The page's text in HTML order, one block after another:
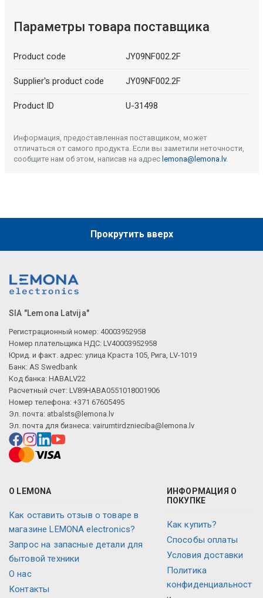
Параметры товара поставщика
Product code JY09NF002.2F
Supplier's product code JY09NF002.2F
Product ID U-31498
Информация, предоставленная поставщиком, может
отличаться от самого продукта. Если вы заметили неточности,
сообщите нам об этом, написав на адрес lemona@lemona.lv.
Прокрутить вверх
SIA "Lemona Latvija"
Регистрационный номер: 40003952958
Номер плательщика НДС: LV40003952958
Юрид. и факт. адрес: улица Краста 105, Рига, LV-1019
Банк: AS Swedbank
Код банка: HABALV22
Расчетный счет: LV89HABA0551018001906
Номер телефона: +371 67605495
Эл. почта: atbalsts@lemona.lv
Эл. почта для бизнеса: vairumtirdznieciba@lemona.lv
О LEMONA
Как оставить отзыв о товаре в
магазине LEMONA electronics?
Запрос на запасные детали для
бытовой техники
О нас
Контакты
ИНФОРМАЦИЯ О
ПОКУПКЕ
Как купить?
Способы оплаты
Условия доставки
Политика
конфиденциальност